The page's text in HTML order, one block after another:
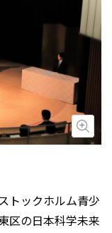
トックホルム青少
区の日本科学未来